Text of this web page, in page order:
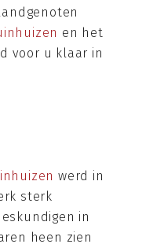
en het
voor u klaar in
werd in
sterk
in
heen zien